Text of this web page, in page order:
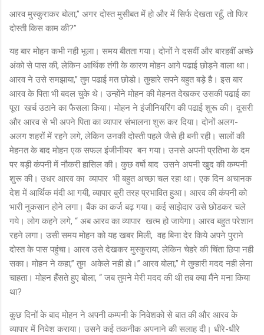
आरव मुस्कुराकर बोला,” अगर दोस्त मुसीबत में हो और में सिर्फ देखता रहूँ, तो फिर
दोस्ती किस काम की?”
यह बार मोहन कभी नही भूला। समय बीतता गया। दोनों ने दसवीं और बारहवीं अच्छे
अंको से पास की, लेकिन आर्थिक तंगी के कारण मोहन आगे पढाई छोड़ने वाला था।
आरव ने उसे समझाया,” तुम पढाई मत छोडो। तुम्हारे सपने बहुत बड़े है। इस बार
आरव के पिता भी बदल चुके थे। उन्होंने मोहन की मेहनत देखकर उसकी पढाई का
पूरा खर्च उठाने का फैसला किया। मोहन ने इंजीनियरिंग की पढाई शुरू की। दूसरी
और आरव से भी अपने पिता का व्यापार संभालना शुरू कर दिया। दोनों अलग-
अलग शहरों में रहने लगे, लेकिन उनकी दोस्ती पहले जैसे ही बनी रही। सालों की
मेहनत के बाद मोहन एक सफल इंजीनीयर बन गया। उनसे अपनी प्रतिभा के दम
पर बड़ी कंपनी में नौकरी हासिल की। कुछ वर्षो बाद उसने अपनी खुद की कम्पनी
शुरू की। उधर आरव का व्यापार भी बहुत अच्छा चल रहा था। एक दिन अचानक
देश में आर्थिक मंदी आ गयी, व्यापार बुरी तरह प्रभावित हुआ। आरव की कंपनी को
भारी नुकसान होने लगा। बैंक का कर्ज बढ़ गया। कई साझेदार उसे छोडकर चले
गये। लोग कहने लगे, “ अब आरव का व्यापार खत्म हो जायेगा। आरव बहुत परेशान
रहने लगा। उसी समय मोहन को यह खबर मिली, वह बिना देर किये अपने पुराने
दोस्त के पास पहुंचा। आरव उसे देखकर मुस्कुराया, लेकिन चेहरे की चिंता छिपा नही
सका। मोहन ने कहा,” तुम अकेले नही हो।” आरव बोला,” मे तुम्हारी मदद नही लेना
चाहता। मोहन हँसते हुए बोला, “ जब तुमने मेरी मदद की थी तब क्या मैंने मना किया
था?
कुछ दिनों के बाद मोहन ने अपनी कम्पनी के निवेशको से बात की और आरव के
व्यापार में निवेश कराया। उसने कई तकनीक अपनाने की सलाह दी। धीरे-धीरे